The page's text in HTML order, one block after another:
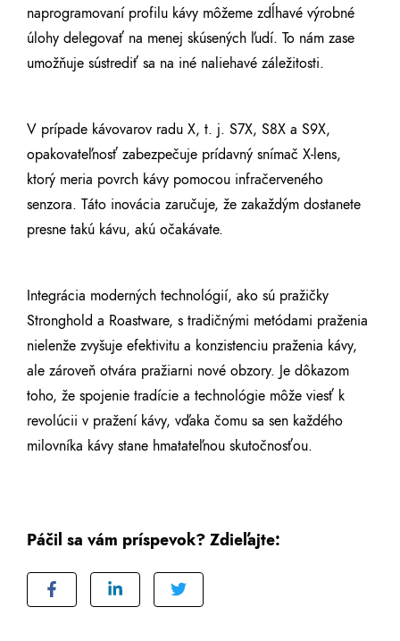
naprogramovaní profilu kávy môžeme zdĺhavé výrobné
úlohy delegovať na menej skúsených ľudí. To nám zase
umožňuje sústrediť sa na iné naliehavé záležitosti.
V prípade kávovarov radu X, t. j. S7X, S8X a S9X,
opakovateľnosť zabezpečuje prídavný snímač X-lens,
ktorý meria povrch kávy pomocou infračerveného
senzora. Táto inovácia zaručuje, že zakaždým dostanete
presne takú kávu, akú očakávate.
Integrácia moderných technológií, ako sú pražičky
Stronghold a Roastware, s tradičnými metódami praženia
nielenže zvyšuje efektivitu a konzistenciu praženia kávy,
ale zároveň otvára pražiarni nové obzory. Je dôkazom
toho, že spojenie tradície a technológie môže viesť k
revolúcii v pražení kávy, vďaka čomu sa sen každého
milovníka kávy stane hmatateľnou skutočnosťou.
Páčil sa vám príspevok? Zdieľajte: